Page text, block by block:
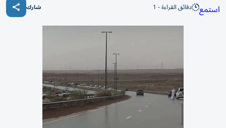
استمع دقائق القراءة - 1 شارك